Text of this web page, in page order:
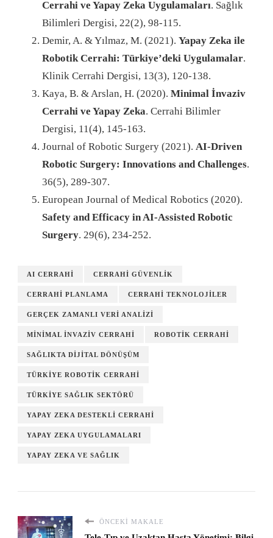
Cerrahi ve Yapay Zeka Uygulamaları. Sağlık
Bilimleri Dergisi, 22(2), 98-115.
Demir, A. & Yılmaz, M. (2021). Yapay Zeka ile
Robotik Cerrahi: Türkiye’deki Uygulamalar.
Klinik Cerrahi Dergisi, 13(3), 120-138.
Kaya, B. & Arslan, H. (2020). Minimal İnvaziv
Cerrahi ve Yapay Zeka. Cerrahi Bilimler
Dergisi, 11(4), 145-163.
Journal of Robotic Surgery (2021). AI-Driven
Robotic Surgery: Innovations and Challenges.
36(5), 289-307.
European Journal of Medical Robotics (2020).
Safety and Efficacy in AI-Assisted Robotic
Surgery. 29(6), 234-252.
AI CERRAHI CERRAHI GÜVENLIK
CERRAHI PLANLAMA CERRAHI TEKNOLOJILER
GERÇEK ZAMANLI VERI ANALIZI
MINIMAL İNVAZIV CERRAHI ROBOTIK CERRAHI
SAĞLIKTA DIJITAL DÖNÜŞÜM
TÜRKIYE ROBOTIK CERRAHI
TÜRKIYE SAĞLIK SEKTÖRÜ
YAPAY ZEKA DESTEKLI CERRAHI
YAPAY ZEKA UYGULAMALARI
YAPAY ZEKA VE SAĞLIK
ÖNCEKI MAKALE